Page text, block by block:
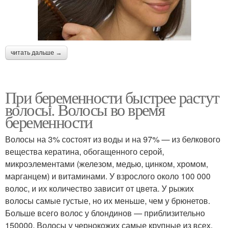
читать дальше →
При беременности быстрее растут
волосы. Волосы во время
беременности
Волосы на 3% состоят из воды и на 97% — из белкового
вещества кератина, обогащенного серой,
микроэлементами (железом, медью, цинком, хромом,
марганцем) и витаминами. У взрослого около 100 000
волос, и их количество зависит от цвета. У рыжих
волосы самые густые, но их меньше, чем у брюнетов.
Больше всего волос у блондинов — приблизительно
150000. Волосы у чернокожих самые крупные из всех,